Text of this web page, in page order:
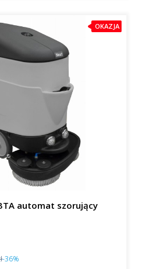
OKAZJA
automat szorujący
-36%